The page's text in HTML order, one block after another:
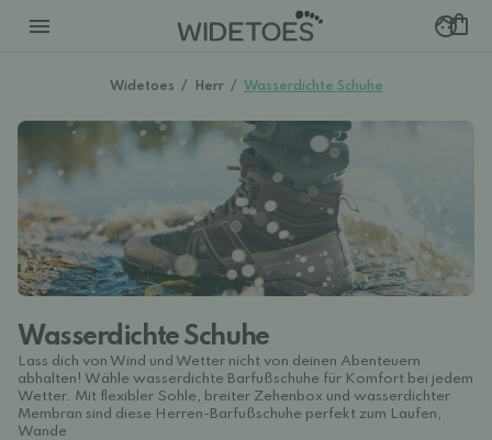
Widetoes / Herr / Wasserdichte Schuhe
Wasserdichte Schuhe
Lass dich von Wind und Wetter nicht von deinen Abenteuern
abhalten! Wähle wasserdichte Barfußschuhe für Komfort bei jedem
Wetter. Mit flexibler Sohle, breiter Zehenbox und wasserdichter
Membran sind diese Herren-Barfußschuhe perfekt zum Laufen,
Wande